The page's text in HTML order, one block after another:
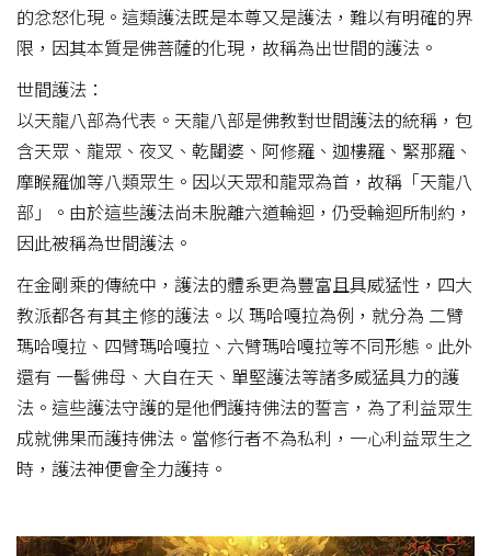
的忿怒化現。這類護法既是本尊又是護法，難以有明確的界
限，因其本質是佛菩薩的化現，故稱為出世間的護法。
世間護法：
以天龍八部為代表。天龍八部是佛教對世間護法的統稱，包
含天眾、龍眾、夜叉、乾闥婆、阿修羅、迦樓羅、緊那羅、
摩睺羅伽等八類眾生。因以天眾和龍眾為首，故稱「天龍八
部」。由於這些護法尚未脫離六道輪迴，仍受輪迴所制約，
因此被稱為世間護法。
在金剛乘的傳統中，護法的體系更為豐富且具威猛性，四大
教派都各有其主修的護法。以 瑪哈嘎拉為例，就分為 二臂
瑪哈嘎拉、四臂瑪哈嘎拉、六臂瑪哈嘎拉等不同形態。此外
還有 一髻佛母、大自在天、單堅護法等諸多威猛具力的護
法。這些護法守護的是他們護持佛法的誓言，為了利益眾生
成就佛果而護持佛法。當修行者不為私利，一心利益眾生之
時，護法神便會全力護持。